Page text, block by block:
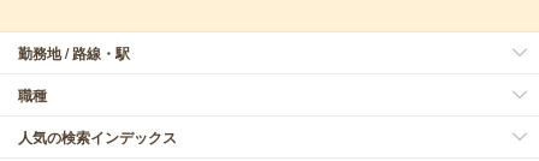
勤務地 / 路線・駅
職種
人気の検索インデックス